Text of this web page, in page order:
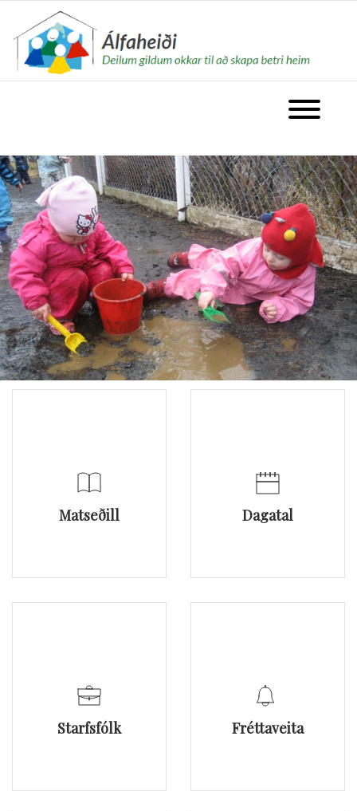
fara á forsíðu
Opna
Matseðill Dagatal
Starfsfólk Fréttaveita